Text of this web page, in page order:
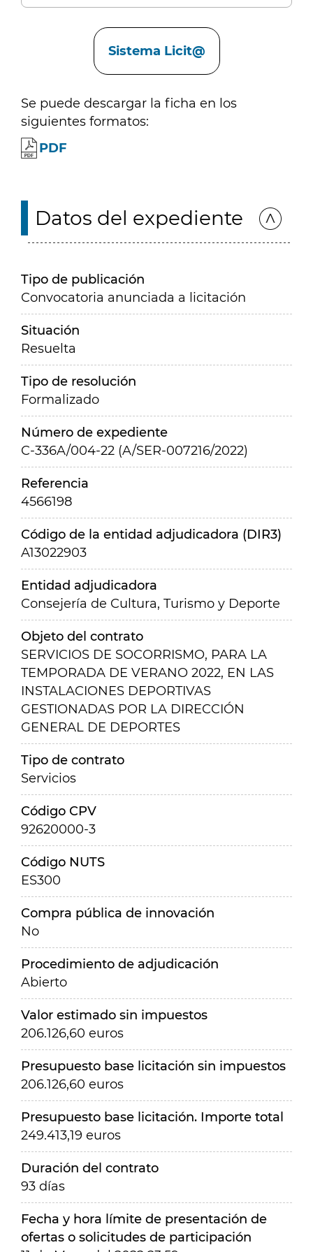
Sistema Licit@
Se puede descargar la ficha en los
siguientes formatos:
PDF
Datos del expediente
Tipo de publicación
Convocatoria anunciada a licitación
Situación
Resuelta
Tipo de resolución
Formalizado
Número de expediente
C-336A/004-22 (A/SER-007216/2022)
Referencia
4566198
Código de la entidad adjudicadora (DIR3)
A13022903
Entidad adjudicadora
Consejería de Cultura, Turismo y Deporte
Objeto del contrato
SERVICIOS DE SOCORRISMO, PARA LA
TEMPORADA DE VERANO 2022, EN LAS
INSTALACIONES DEPORTIVAS
GESTIONADAS POR LA DIRECCIÓN
GENERAL DE DEPORTES
Tipo de contrato
Servicios
Código CPV
92620000-3
Código NUTS
ES300
Compra pública de innovación
No
Procedimiento de adjudicación
Abierto
Valor estimado sin impuestos
206.126,60 euros
Presupuesto base licitación sin impuestos
206.126,60 euros
Presupuesto base licitación. Importe total
249.413,19 euros
Duración del contrato
93 días
Fecha y hora límite de presentación de
ofertas o solicitudes de participación